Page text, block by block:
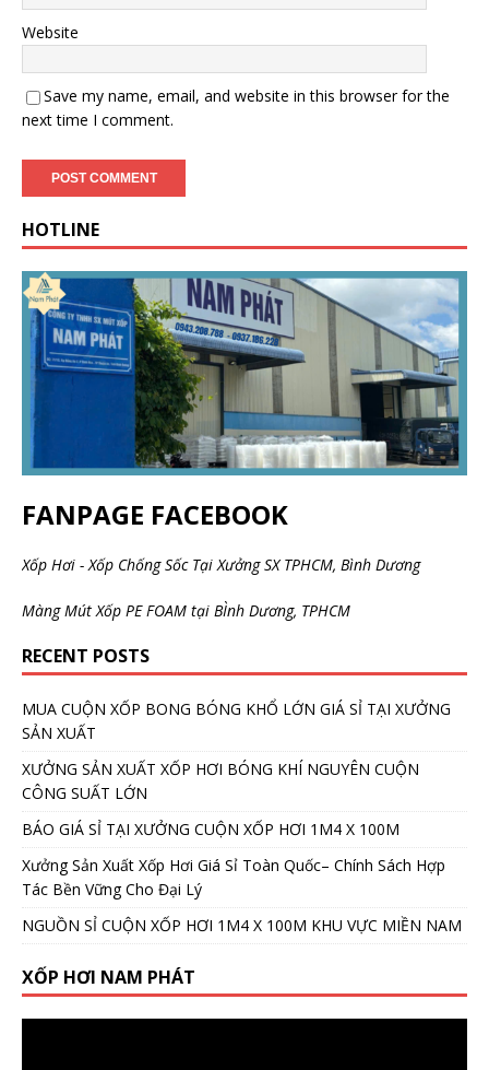
Website
Save my name, email, and website in this browser for the
next time I comment.
HOTLINE
FANPAGE FACEBOOK
Xốp Hơi - Xốp Chống Sốc Tại Xưởng SX TPHCM, Bình Dương
Màng Mút Xốp PE FOAM tại BÌnh Dương, TPHCM
RECENT POSTS
MUA CUỘN XỐP BONG BÓNG KHỔ LỚN GIÁ SỈ TẠI XƯỞNG
SẢN XUẤT
XƯỞNG SẢN XUẤT XỐP HƠI BÓNG KHÍ NGUYÊN CUỘN
CÔNG SUẤT LỚN
BÁO GIÁ SỈ TẠI XƯỞNG CUỘN XỐP HƠI 1M4 X 100M
Xưởng Sản Xuất Xốp Hơi Giá Sỉ Toàn Quốc– Chính Sách Hợp
Tác Bền Vững Cho Đại Lý
NGUỒN SỈ CUỘN XỐP HƠI 1M4 X 100M KHU VỰC MIỀN NAM
XỐP HƠI NAM PHÁT